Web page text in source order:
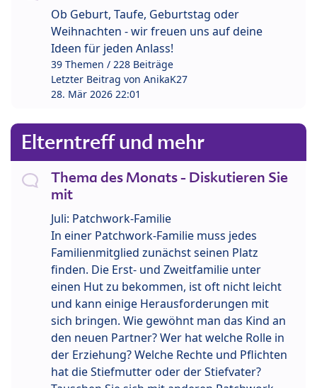
Ob Geburt, Taufe, Geburtstag oder
Weihnachten - wir freuen uns auf deine
Ideen für jeden Anlass!
39 Themen / 228 Beiträge
Letzter Beitrag von AnikaK27
28. Mär 2026 22:01
Elterntreff und mehr
Thema des Monats - Diskutieren Sie
mit
Juli: Patchwork-Familie
In einer Patchwork-Familie muss jedes
Familienmitglied zunächst seinen Platz
finden. Die Erst- und Zweitfamilie unter
einen Hut zu bekommen, ist oft nicht leicht
und kann einige Herausforderungen mit
sich bringen. Wie gewöhnt man das Kind an
den neuen Partner? Wer hat welche Rolle in
der Erziehung? Welche Rechte und Pflichten
hat die Stiefmutter oder der Stiefvater?